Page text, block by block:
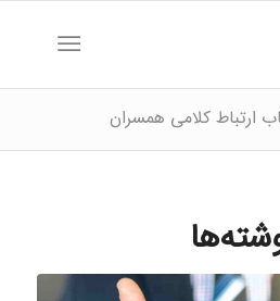
ارتباط کلامی همسران